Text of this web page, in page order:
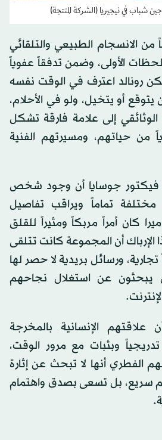
شباب في نيجيريا (الشركة المنتجة)
من الانسجام الطبيعي والتلقائي
الأولى، وضمن تدفقاً عفوياً
رونالد اعترف في الوقت نفسه
أو يتخيل، ولو في الأحلام،
إلى علامة فارقة تشكل
من حياتهم، ومسيرتهم الفنية
فيكتور جوسايا أن وجود شخص
تماماً ويراقب تفاصيل
كان أمراً مربكاً ومثيراً للقلق
الإرباك أن المجموعة كانت تتلقى
ورسائل بريدية لا حصر لها
عن استغلال نجاحهم
الإنسانية بالمخرجة
تدريجياً وبثبات مع مرور الوقت،
الفطري أنها لا تبحث عن إثارة
سريع، بل تسعى بصدق واهتمام